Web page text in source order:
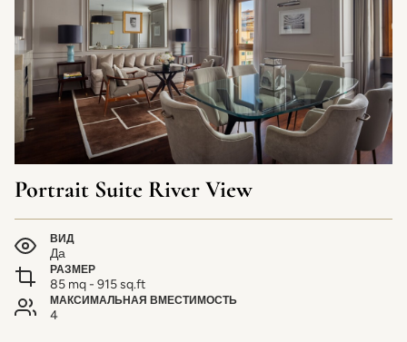
Portrait Suite River View
ВИД
Да
РАЗМЕР
85 mq - 915 sq.ft
МАКСИМАЛЬНАЯ ВМЕСТИМОСТЬ
4